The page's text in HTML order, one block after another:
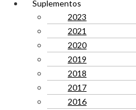
Suplementos
2023
2021
2020
2019
2018
2017
2016